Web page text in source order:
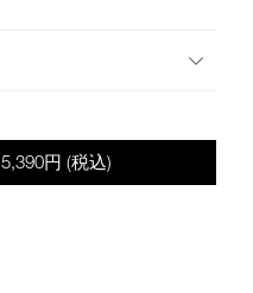
5,390円 (税込)